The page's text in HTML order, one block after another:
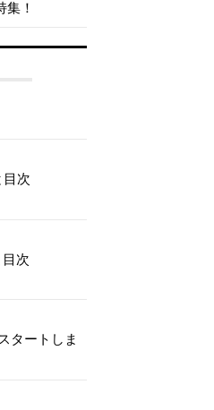
集！
目次
次
タートしま